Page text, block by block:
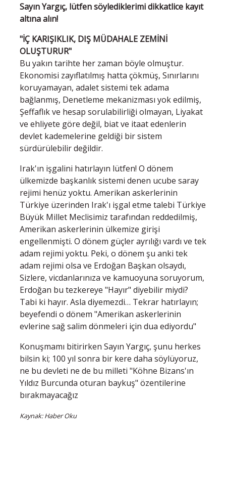
Sayın Yargıç, lütfen söylediklerimi dikkatlice kayıt
altına alın!
"İÇ KARIŞIKLIK, DIŞ MÜDAHALE ZEMİNİ
OLUŞTURUR"
Bu yakın tarihte her zaman böyle olmuştur.
Ekonomisi zayıflatılmış hatta çökmüş, Sınırlarını
koruyamayan, adalet sistemi tek adama
bağlanmış, Denetleme mekanizması yok edilmiş,
Şeffaflık ve hesap sorulabilirliği olmayan, Liyakat
ve ehliyete göre değil, biat ve itaat edenlerin
devlet kademelerine geldiği bir sistem
sürdürülebilir değildir.
Irak'ın işgalini hatırlayın lütfen! O dönem
ülkemizde başkanlık sistemi denen ucube saray
rejimi henüz yoktu. Amerikan askerlerinin
Türkiye üzerinden Irak'ı işgal etme talebi Türkiye
Büyük Millet Meclisimiz tarafından reddedilmiş,
Amerikan askerlerinin ülkemize girişi
engellenmişti. O dönem güçler ayrılığı vardı ve tek
adam rejimi yoktu. Peki, o dönem şu anki tek
adam rejimi olsa ve Erdoğan Başkan olsaydı,
Sizlere, vicdanlarınıza ve kamuoyuna soruyorum,
Erdoğan bu tezkereye "Hayır" diyebilir miydi?
Tabi ki hayır. Asla diyemezdi… Tekrar hatırlayın;
beyefendi o dönem "Amerikan askerlerinin
evlerine sağ salim dönmeleri için dua ediyordu"
Konuşmamı bitirirken Sayın Yargıç, şunu herkes
bilsin ki; 100 yıl sonra bir kere daha söylüyoruz,
ne bu devleti ne de bu milleti "Köhne Bizans'ın
Yıldız Burcunda oturan baykuş" özentilerine
bırakmayacağız
Kaynak: Haber Oku